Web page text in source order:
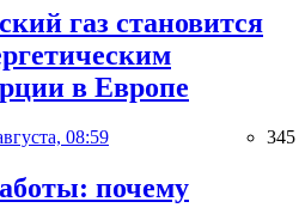
газ становится
в Европе
08:59 345
почему